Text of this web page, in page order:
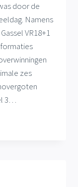
door de
Namens
VR18+1
zes
3…